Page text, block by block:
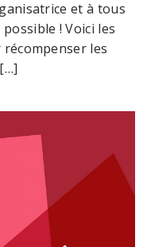
et à tous
! Voici les
les